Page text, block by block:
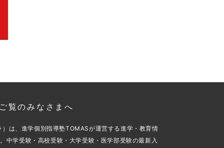
覧のみなさまへ
は、進学個別指導塾TOMASが運営する進学・教育情
中学受験・高校受験・大学受験・医学部受験の最新入